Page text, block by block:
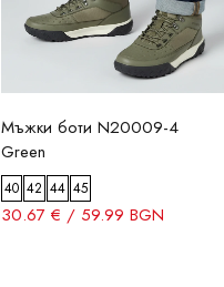
Мъжки боти N20009-4
Green
40 42 44 45
30.67 € / 59.99 BGN